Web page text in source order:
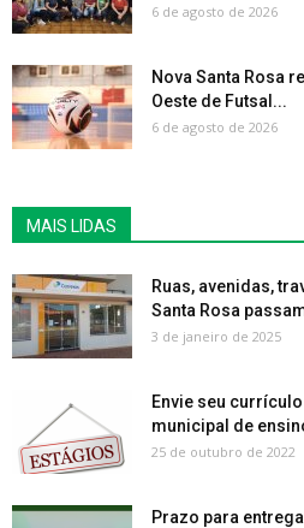
6 de agosto de 2026
Nova Santa Rosa
Oeste de Futsal...
6 de agosto de 2026
MAIS LIDAS
Ruas, avenidas,
Santa Rosa
3 de janeiro de 2025
Envie seu
municipal de
25 de outubro de 2022
Prazo para